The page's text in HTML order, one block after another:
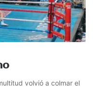
volvió a colmar el